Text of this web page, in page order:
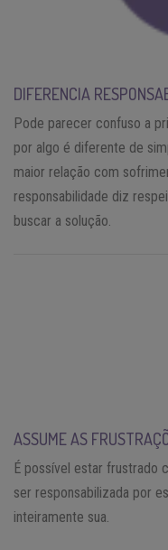
DIFERENCIA
Pode parecer confuso a
por algo é diferente de
maior relação com
responsabilidade diz
buscar a solução.
ASSUME AS
É possível estar frustrado
ser responsabilizada por
inteiramente sua.